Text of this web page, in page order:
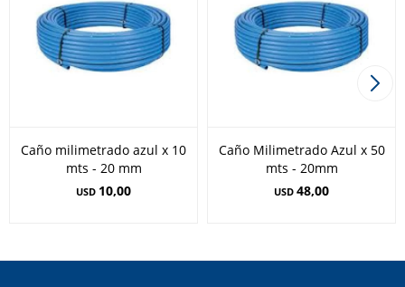
Caño milimetrado azul x 10
mts - 20 mm
USD 10,00
Caño Milimetrado Azul x 50
mts - 20mm
USD 48,00